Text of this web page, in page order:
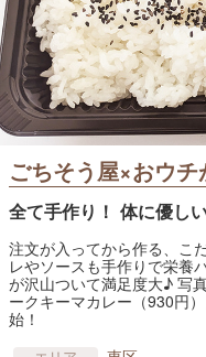
ごちそう屋×おウ
全て手作り！ 体に優し
注文が入ってから作る、こ
レやソースも手作りで栄養
が沢山ついて満足度大♪ 写
ークキーマカレー（930円
始！